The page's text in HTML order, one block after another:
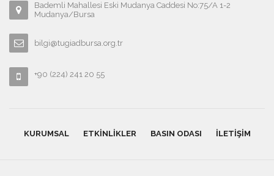
Bademli Mahallesi Eski Mudanya Caddesi No:75/A 1-2
Mudanya/Bursa
bilgi@tugiadbursa.org.tr
+90 (224) 241 20 55
KURUMSAL ETKINLIKLER BASIN ODASI İLETIŞIM